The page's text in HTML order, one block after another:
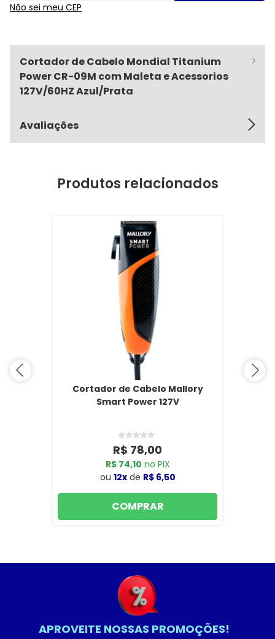
Não sei meu CEP
Cortador de Cabelo Mondial Titanium
Power CR-09M com Maleta e Acessorios
127V/60HZ Azul/Prata
Avaliações
Produtos relacionados
Cortador de Cabelo Mallory
Smart Power 127V
R$ 78,00
R$ 74,10 no PIX
ou 12xde R$ 6,50
COMPRAR
APROVEITE NOSSAS PROMOÇÕES!